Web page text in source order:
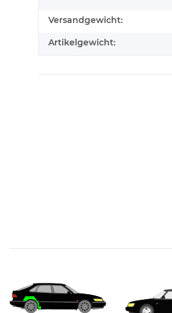
Versandgewicht:
Artikelgewicht: